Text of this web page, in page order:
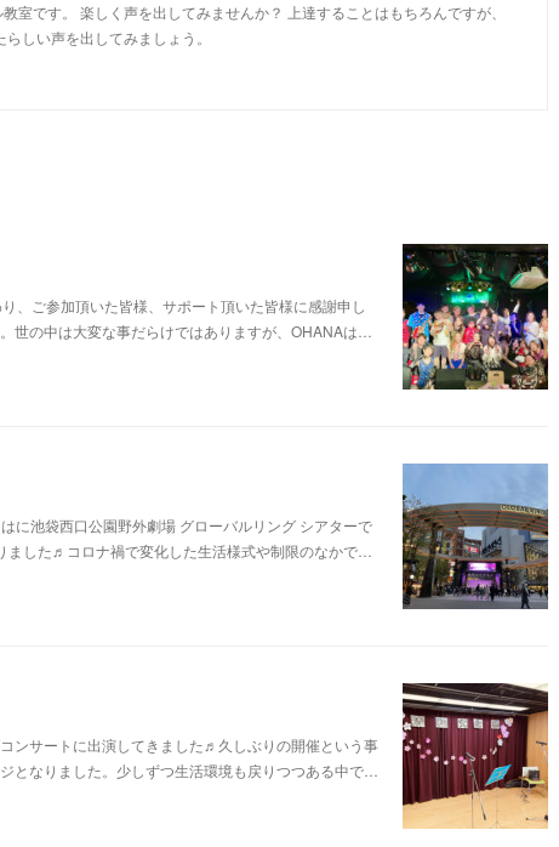
室です。 楽しく声を出してみませんか？ 上達することはもちろんですが、
しい声を出してみましょう。
、ご参加頂いた皆様、サポート頂いた皆様に感謝申し
世の中は大変な事だらけではありますが、OHANAは…
に池袋西口公園野外劇場 グローバルリング シアターで
した♬コロナ禍で変化した生活様式や制限のなかで…
ンサートに出演してきました♬久しぶりの開催という事
となりました。少しずつ生活環境も戻りつつある中で…